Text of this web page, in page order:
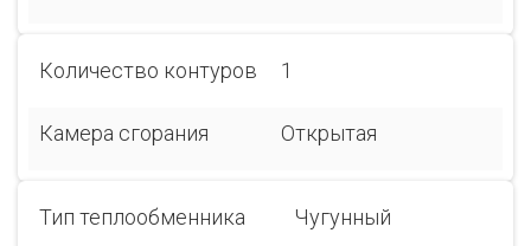
Количество контуров 1
Камера сгорания Открытая
Тип теплообменника Чугунный